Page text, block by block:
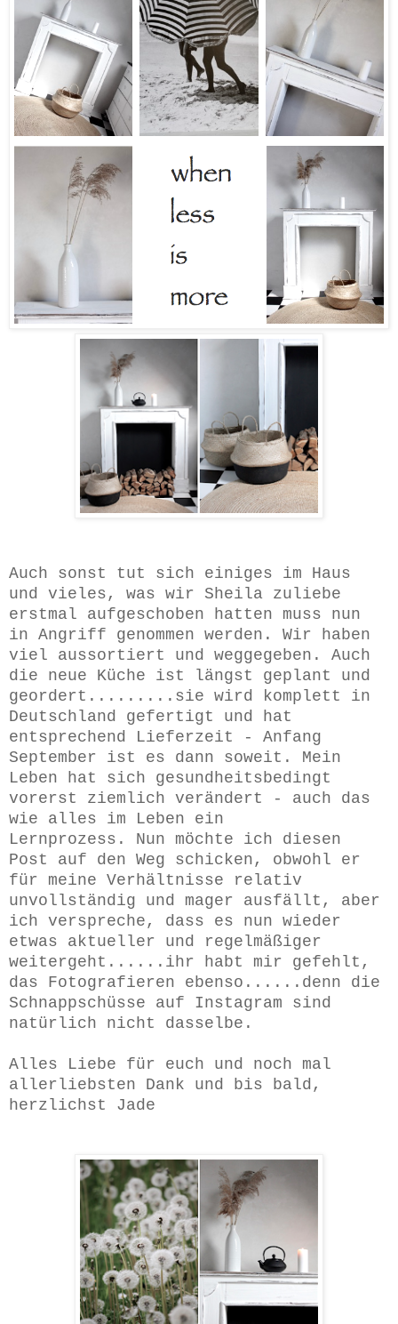
Auch sonst tut sich einiges im Haus
und vieles, was wir Sheila zuliebe
erstmal aufgeschoben hatten muss nun
in Angriff genommen werden. Wir haben
viel aussortiert und weggegeben. Auch
die neue Küche ist längst geplant und
geordert.........sie wird komplett in
Deutschland gefertigt und hat
entsprechend Lieferzeit - Anfang
September ist es dann soweit. Mein
Leben hat sich gesundheitsbedingt
vorerst ziemlich verändert - auch das
wie alles im Leben ein
Lernprozess. Nun möchte ich diesen
Post auf den Weg schicken, obwohl er
für meine Verhältnisse relativ
unvollständig und mager ausfällt, aber
ich verspreche, dass es nun wieder
etwas aktueller und regelmäßiger
weitergeht......ihr habt mir gefehlt,
das Fotografieren ebenso......denn die
Schnappschüsse auf Instagram sind
natürlich nicht dasselbe.
Alles Liebe für euch und noch mal
allerliebsten Dank und bis bald,
herzlichst Jade